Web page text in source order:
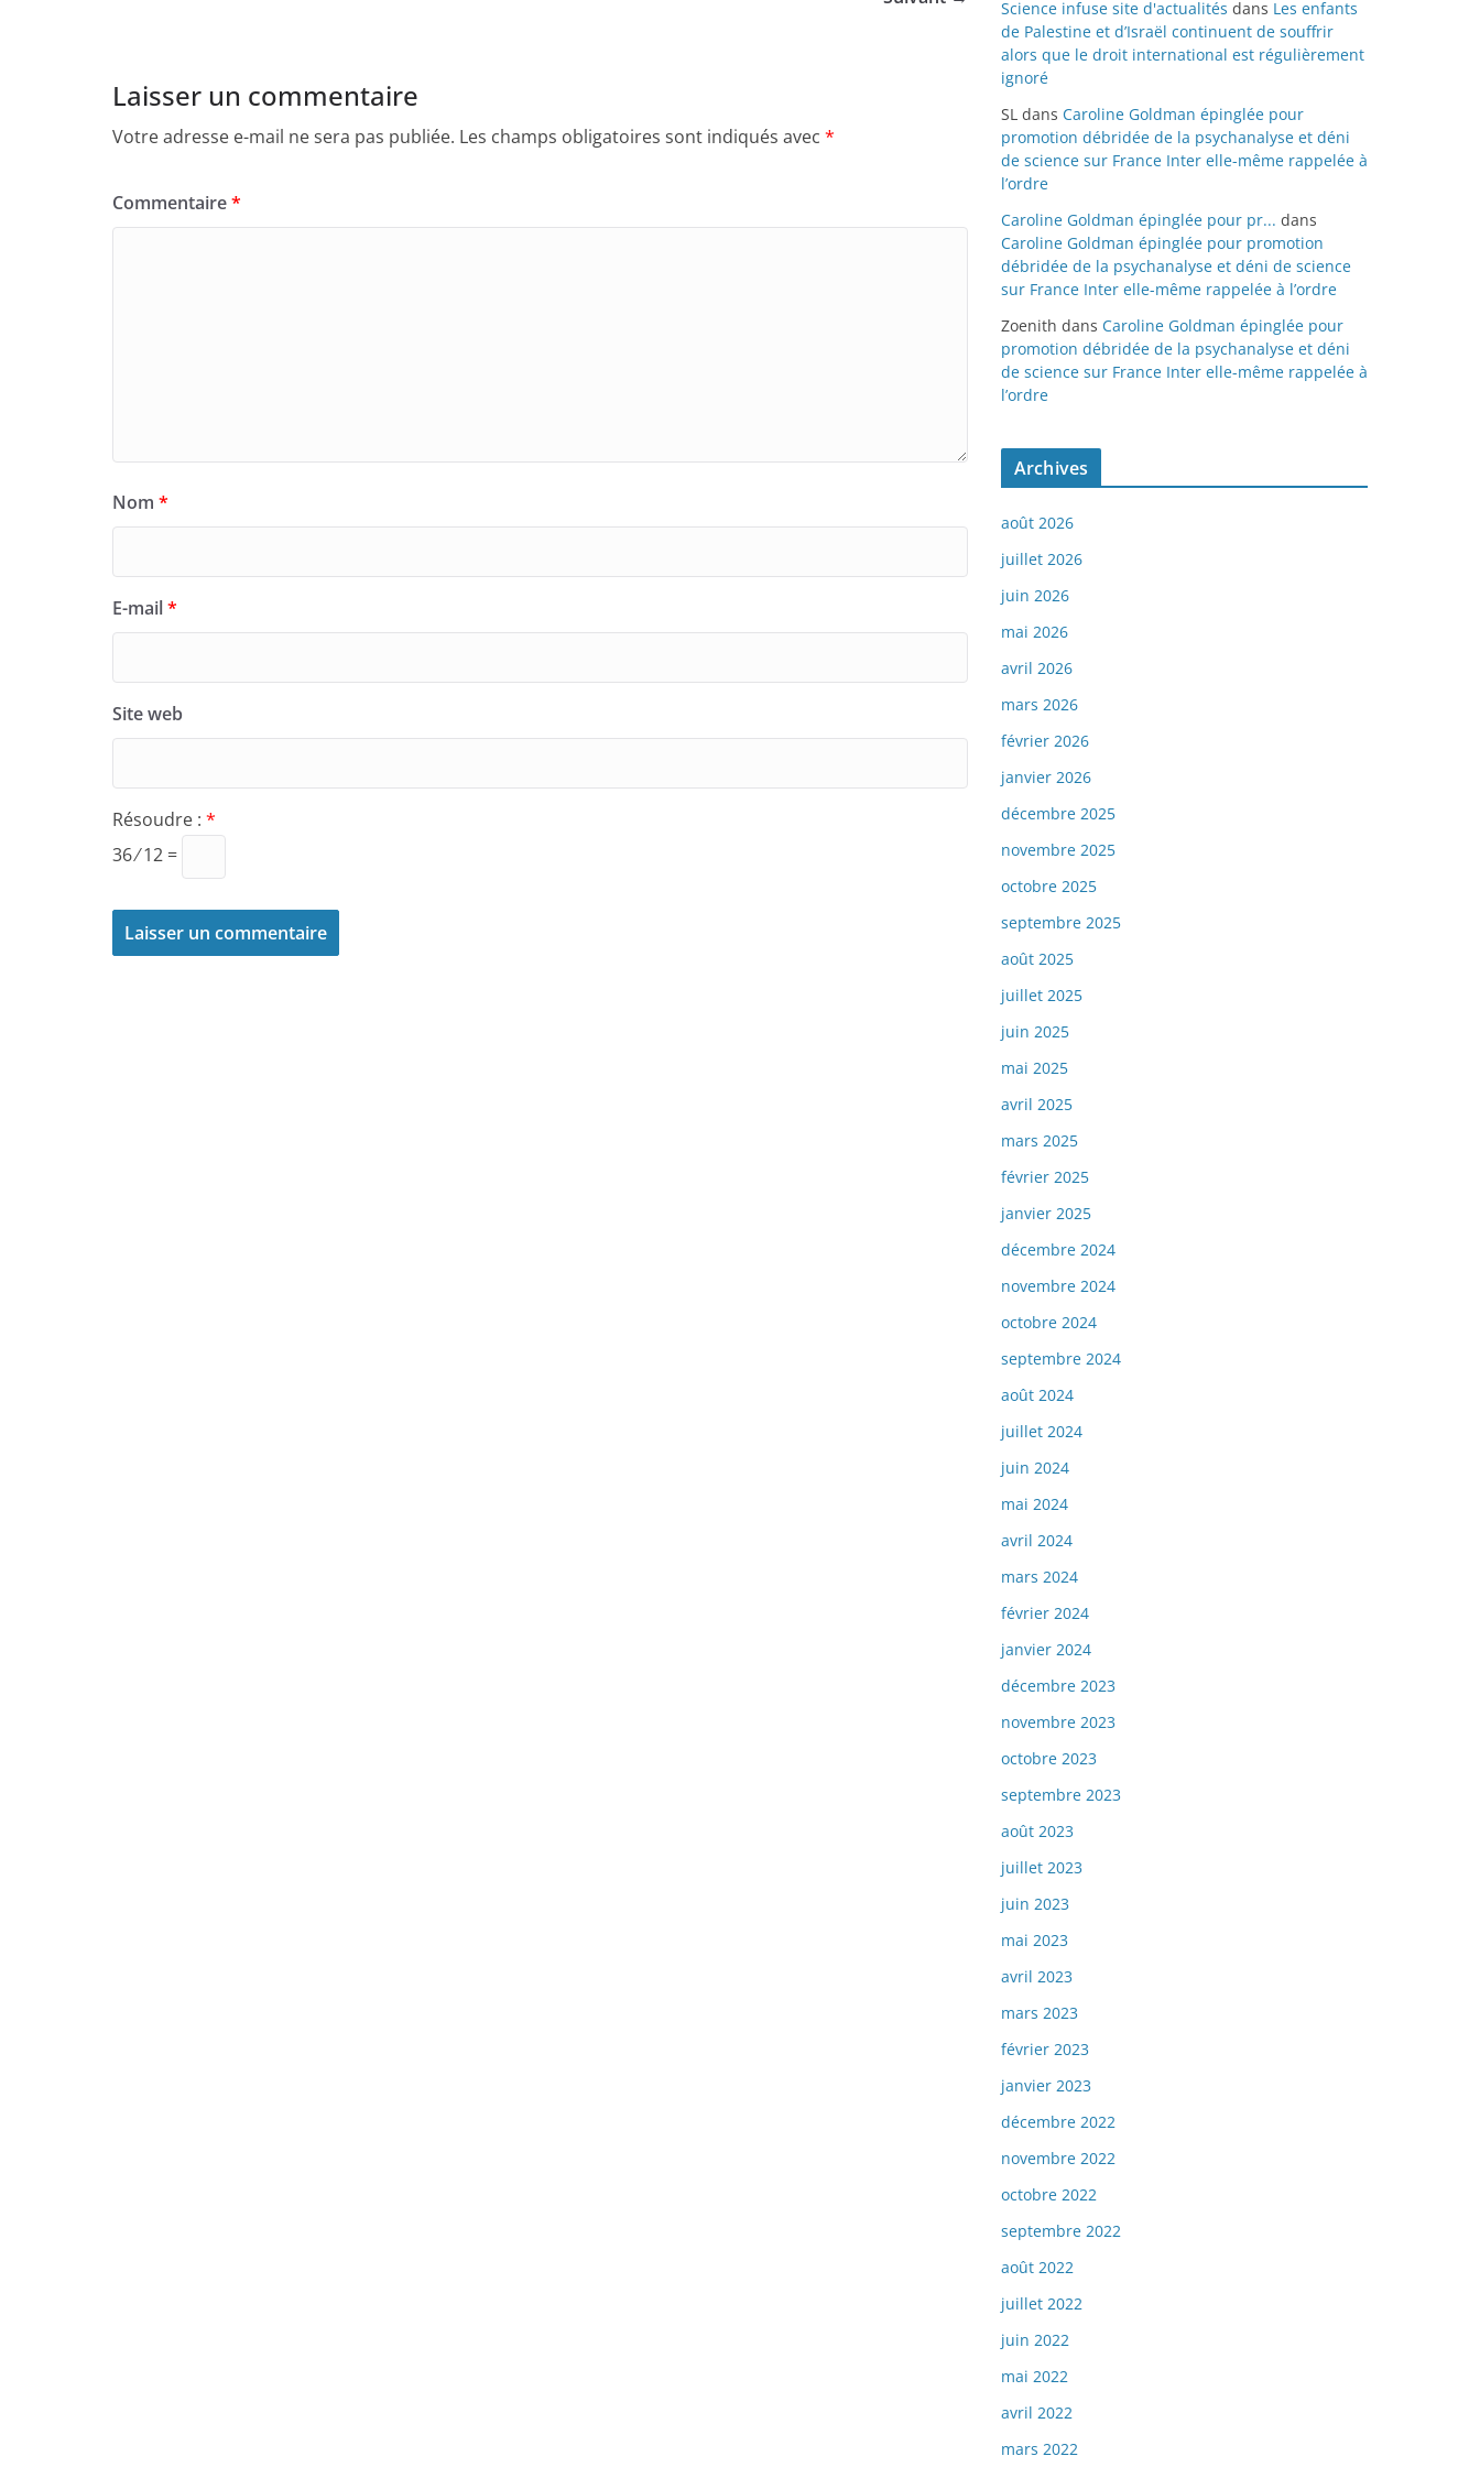
Laisser un commentaire
Votre adresse e-mail ne sera pas publiée. Les champs obligatoires sont indiqués avec *
Commentaire*
Nom *
E-mail*
Site web
Résoudre : *
36 ⁄ 12 =
Science infuse site d'actualités dans Les enfants
de Palestine et d’Israël continuent de souffrir
alors que le droit international est régulièrement
ignoré
SL dans Caroline Goldman épinglée pour
promotion débridée de la psychanalyse et déni
de science sur France Inter elle-même rappelée à
l’ordre
Caroline Goldman épinglée pour pr... dans
Caroline Goldman épinglée pour promotion
débridée de la psychanalyse et déni de science
sur France Inter elle-même rappelée à l’ordre
Zoenith dans Caroline Goldman épinglée pour
promotion débridée de la psychanalyse et déni
de science sur France Inter elle-même rappelée à
l’ordre
Archives
août 2026
juillet 2026
juin 2026
mai 2026
avril 2026
mars 2026
février 2026
janvier 2026
décembre 2025
novembre 2025
octobre 2025
septembre 2025
août 2025
juillet 2025
juin 2025
mai 2025
avril 2025
mars 2025
février 2025
janvier 2025
décembre 2024
novembre 2024
octobre 2024
septembre 2024
août 2024
juillet 2024
juin 2024
mai 2024
avril 2024
mars 2024
février 2024
janvier 2024
décembre 2023
novembre 2023
octobre 2023
septembre 2023
août 2023
juillet 2023
juin 2023
mai 2023
avril 2023
mars 2023
février 2023
janvier 2023
décembre 2022
novembre 2022
octobre 2022
septembre 2022
août 2022
juillet 2022
juin 2022
mai 2022
avril 2022
mars 2022